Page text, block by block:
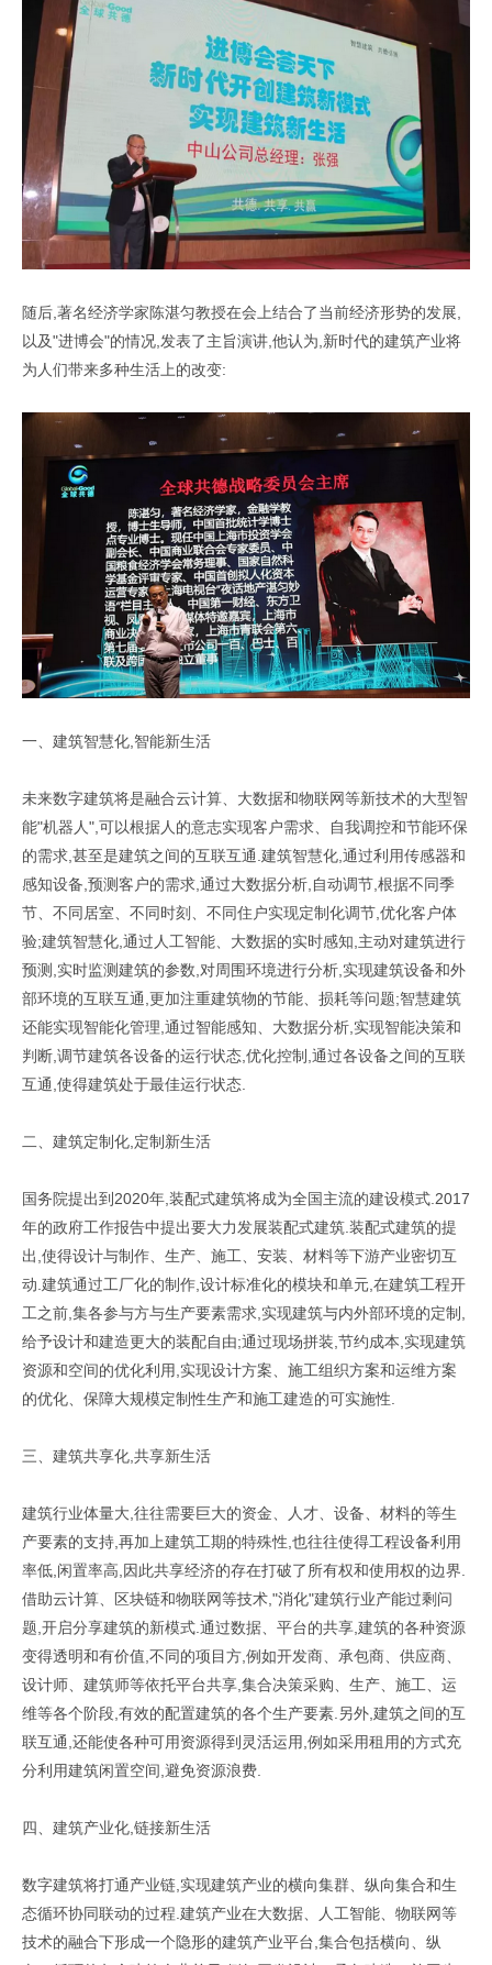
随后,著名经济学家陈湛匀教授在会上结合了当前经济形势的发展,
以及"进博会"的情况,发表了主旨演讲,他认为,新时代的建筑产业将
为人们带来多种生活上的改变:
一、建筑智慧化,智能新生活
未来数字建筑将是融合云计算、大数据和物联网等新技术的大型智
能"机器人",可以根据人的意志实现客户需求、自我调控和节能环保
的需求,甚至是建筑之间的互联互通.建筑智慧化,通过利用传感器和
感知设备,预测客户的需求,通过大数据分析,自动调节,根据不同季
节、不同居室、不同时刻、不同住户实现定制化调节,优化客户体
验;建筑智慧化,通过人工智能、大数据的实时感知,主动对建筑进行
预测,实时监测建筑的参数,对周围环境进行分析,实现建筑设备和外
部环境的互联互通,更加注重建筑物的节能、损耗等问题;智慧建筑
还能实现智能化管理,通过智能感知、大数据分析,实现智能决策和
判断,调节建筑各设备的运行状态,优化控制,通过各设备之间的互联
互通,使得建筑处于最佳运行状态.
二、建筑定制化,定制新生活
国务院提出到2020年,装配式建筑将成为全国主流的建设模式.2017
年的政府工作报告中提出要大力发展装配式建筑.装配式建筑的提
出,使得设计与制作、生产、施工、安装、材料等下游产业密切互
动.建筑通过工厂化的制作,设计标准化的模块和单元,在建筑工程开
工之前,集各参与方与生产要素需求,实现建筑与内外部环境的定制,
给予设计和建造更大的装配自由;通过现场拼装,节约成本,实现建筑
资源和空间的优化利用,实现设计方案、施工组织方案和运维方案
的优化、保障大规模定制性生产和施工建造的可实施性.
三、建筑共享化,共享新生活
建筑行业体量大,往往需要巨大的资金、人才、设备、材料的等生
产要素的支持,再加上建筑工期的特殊性,也往往使得工程设备利用
率低,闲置率高,因此共享经济的存在打破了所有权和使用权的边界.
借助云计算、区块链和物联网等技术,"消化"建筑行业产能过剩问
题,开启分享建筑的新模式.通过数据、平台的共享,建筑的各种资源
变得透明和有价值,不同的项目方,例如开发商、承包商、供应商、
设计师、建筑师等依托平台共享,集合决策采购、生产、施工、运
维等各个阶段,有效的配置建筑的各个生产要素.另外,建筑之间的互
联互通,还能使各种可用资源得到灵活运用,例如采用租用的方式充
分利用建筑闲置空间,避免资源浪费.
四、建筑产业化,链接新生活
数字建筑将打通产业链,实现建筑产业的横向集群、纵向集合和生
态循环协同联动的过程.建筑产业在大数据、人工智能、物联网等
技术的融合下形成一个隐形的建筑产业平台,集合包括横向、纵